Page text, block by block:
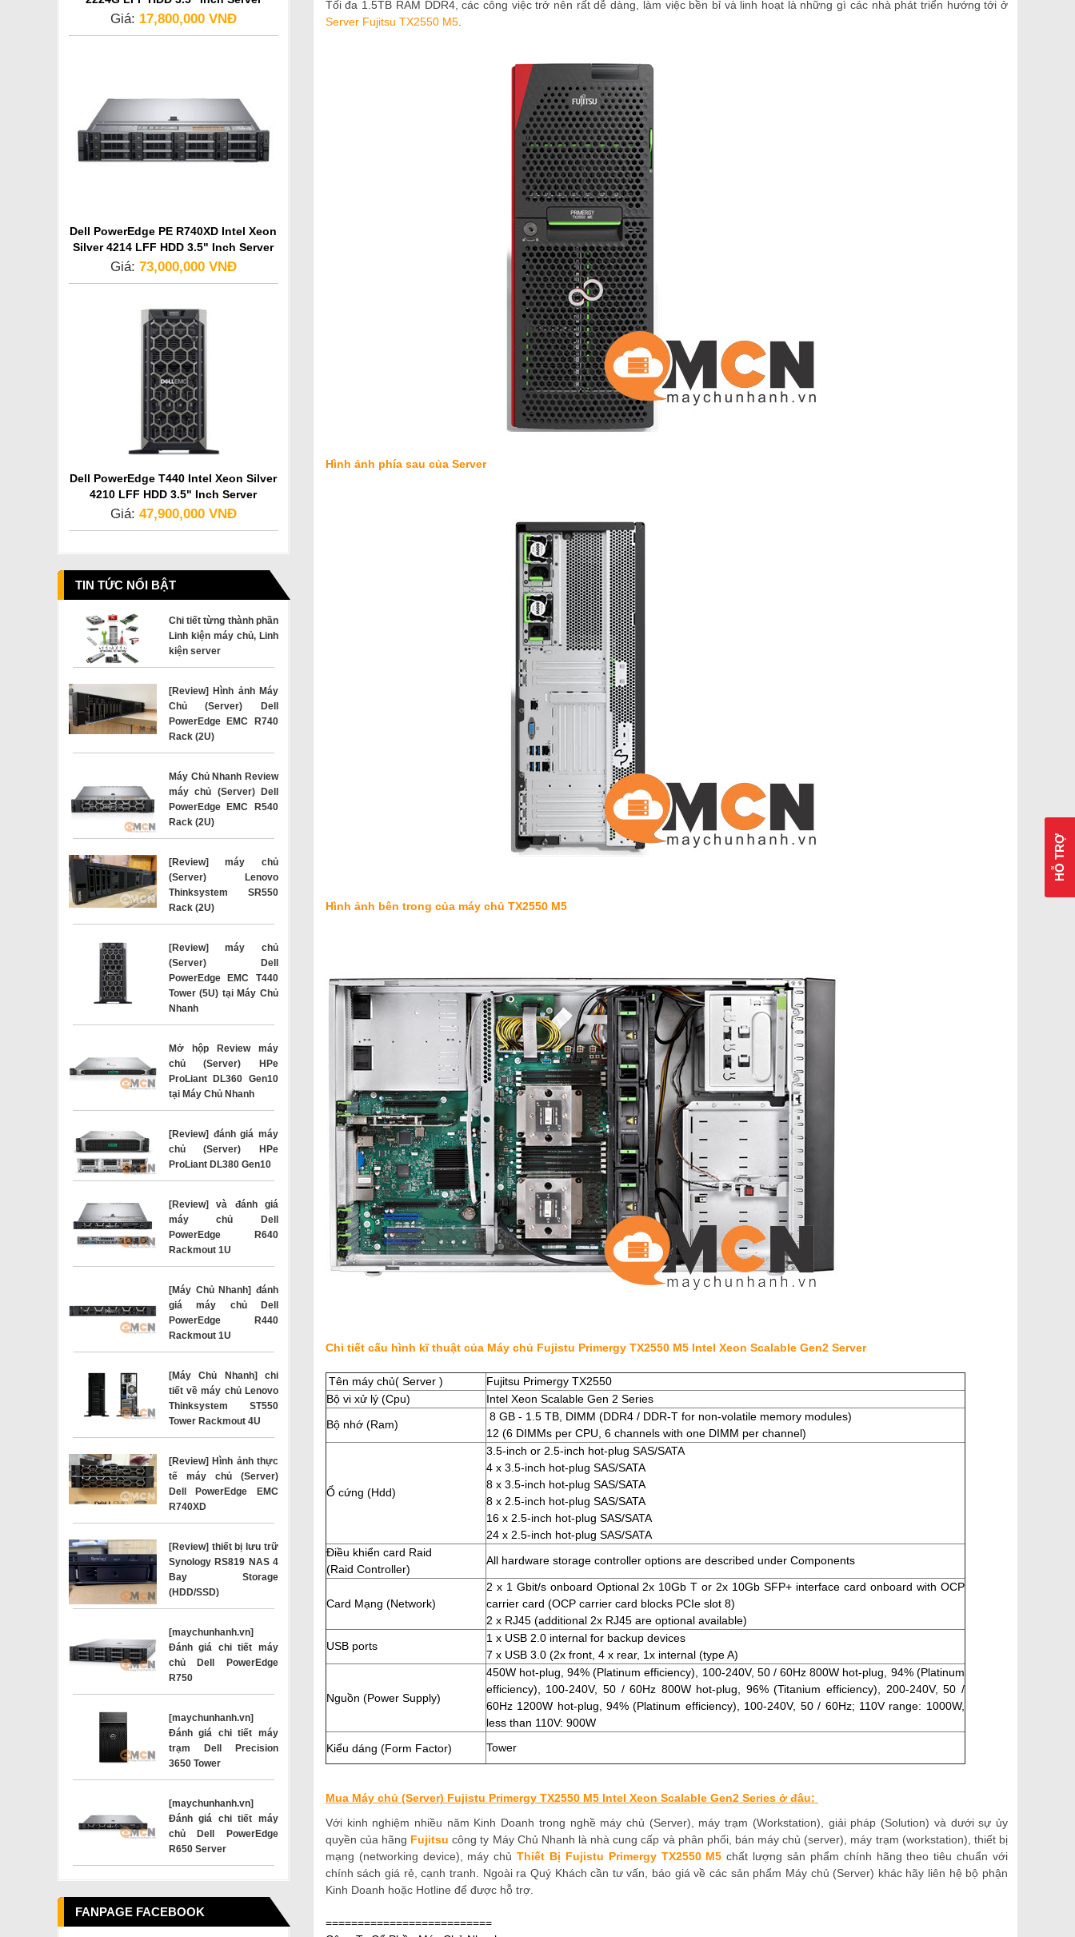
HỖ TRỢ
Giá: 17,800,000 VNĐ
Dell PowerEdge PE R740XD Intel Xeon
Silver 4214 LFF HDD 3.5" Inch Server
Giá: 73,000,000 VNĐ
Dell PowerEdge T440 Intel Xeon Silver
4210 LFF HDD 3.5" Inch Server
Giá: 47,900,000 VNĐ
TIN TỨC NỔI BẬT
Chi tiết từng thành phần
Linh kiện máy chủ, Linh
kiện server
[Review] Hình ảnh Máy
Chủ (Server) Dell
PowerEdge EMC R740
Rack (2U)
Máy Chủ Nhanh Review
máy chủ (Server) Dell
PowerEdge EMC R540
Rack (2U)
[Review] máy chủ
(Server) Lenovo
Thinksystem SR550
Rack (2U)
[Review] máy chủ
(Server) Dell
PowerEdge EMC T440
Tower (5U) tại Máy Chủ
Nhanh
Mở hộp Review máy
chủ (Server) HPe
ProLiant DL360 Gen10
tại Máy Chủ Nhanh
[Review] đánh giá máy
chủ (Server) HPe
ProLiant DL380 Gen10
[Review] và đánh giá
máy chủ Dell
PowerEdge R640
Rackmout 1U
[Máy Chủ Nhanh] đánh
giá máy chủ Dell
PowerEdge R440
Rackmout 1U
[Máy Chủ Nhanh] chi
tiết về máy chủ Lenovo
Thinksystem ST550
Tower Rackmout 4U
[Review] Hình ảnh thực
tế máy chủ (Server)
Dell PowerEdge EMC
R740XD
[Review] thiết bị lưu trữ
Synology RS819 NAS 4
Bay Storage
(HDD/SSD)
[maychunhanh.vn]
Đánh giá chi tiết máy
chủ Dell PowerEdge
R750
[maychunhanh.vn]
Đánh giá chi tiết máy
trạm Dell Precision
3650 Tower
[maychunhanh.vn]
Đánh giá chi tiết máy
chủ Dell PowerEdge
R650 Server
FANPAGE FACEBOOK
Tối đa 1.5TB RAM DDR4, các công việc trở nên rất dễ dàng, làm việc bền bỉ và linh hoạt là những gì các nhà phát triển hướng tới ở
Server Fujitsu TX2550 M5.
Hình ảnh phía sau của Server
Hình ảnh bên trong của máy chủ TX2550 M5
Chi tiết cấu hình kĩ thuật của Máy chủ Fujistu Primergy TX2550 M5 Intel Xeon Scalable Gen2 Server
Tên máy chủ( Server )
Fujitsu Primergy TX2550
Bộ vi xử lý (Cpu)
Intel Xeon Scalable Gen 2 Series
Bộ nhớ (Ram)
8 GB - 1.5 TB, DIMM (DDR4 / DDR-T for non-volatile memory modules)
12 (6 DIMMs per CPU, 6 channels with one DIMM per channel)
Ổ cứng (Hdd)
3.5-inch or 2.5-inch hot-plug SAS/SATA
4 x 3.5-inch hot-plug SAS/SATA
8 x 3.5-inch hot-plug SAS/SATA
8 x 2.5-inch hot-plug SAS/SATA
16 x 2.5-inch hot-plug SAS/SATA
24 x 2.5-inch hot-plug SAS/SATA
Điều khiển card Raid
(Raid Controller)
All hardware storage controller options are described under Components
Card Mạng (Network)
2 x 1 Gbit/s onboard Optional 2x 10Gb T or 2x 10Gb SFP+ interface card onboard with OCP
carrier card (OCP carrier card blocks PCIe slot 8)
2 x RJ45 (additional 2x RJ45 are optional available)
USB ports
1 x USB 2.0 internal for backup devices
7 x USB 3.0 (2x front, 4 x rear, 1x internal (type A)
Nguồn (Power Supply)
450W hot-plug, 94% (Platinum efficiency), 100-240V, 50 / 60Hz 800W hot-plug, 94% (Platinum
efficiency), 100-240V, 50 / 60Hz 800W hot-plug, 96% (Titanium efficiency), 200-240V, 50 /
60Hz 1200W hot-plug, 94% (Platinum efficiency), 100-240V, 50 / 60Hz; 110V range: 1000W,
less than 110V: 900W
Kiểu dáng (Form Factor)
Tower
Mua Máy chủ (Server) Fujistu Primergy TX2550 M5 Intel Xeon Scalable Gen2 Series ở đâu:
Với kinh nghiệm nhiều năm Kinh Doanh trong nghề máy chủ (Server), máy trạm (Workstation), giải pháp (Solution) và dưới sự ủy
quyền của hãng Fujitsucông ty Máy Chủ Nhanh là nhà cung cấp và phân phối, bán máy chủ (server), máy trạm (workstation), thiết bị
mạng (networking device), máy chủThiết Bị Fujistu Primergy TX2550 M5 chất lượng sản phẩm chính hãng theo tiêu chuẩn với
chính sách giá rẻ, cạnh tranh. Ngoài ra Quý Khách cần tư vấn, báo giá về các sản phẩm Máy chủ (Server) khác hãy liên hệ bộ phận
Kinh Doanh hoặc Hotline để được hỗ trợ.
==========================